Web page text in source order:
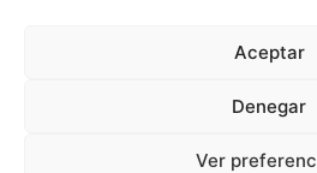
Aceptar
Denegar
Ver